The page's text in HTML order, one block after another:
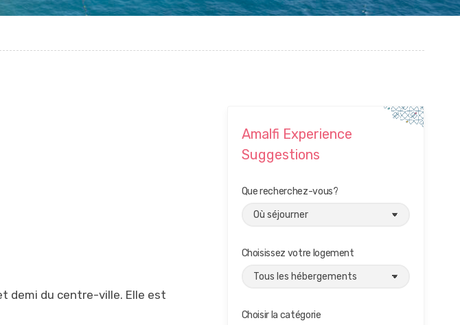
demi du centre-ville. Elle est
Amalfi Experience
Suggestions
Que recherchez-vous?
Choisissez votre logement
Choisir la catégorie